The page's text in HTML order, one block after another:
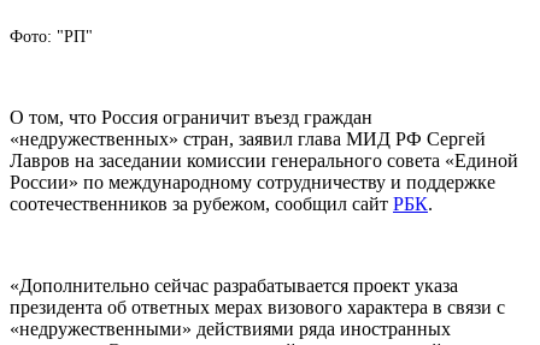
Фото: "РП"
О том, что Россия ограничит въезд граждан
«недружественных» стран, заявил глава МИД РФ Сергей
Лавров на заседании комиссии генерального совета «Единой
России» по международному сотрудничеству и поддержке
соотечественников за рубежом, сообщил сайт РБК.
«Дополнительно сейчас разрабатывается проект указа
президента об ответных мерах визового характера в связи с
«недружественными» действиями ряда иностранных